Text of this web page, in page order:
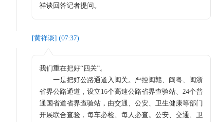
祥谈回答记者提问。
[黄祥谈] (07:37)
我们重在把好“四关”。
一是把好公路通道入闽关。严控闽赣、闽粤、闽浙
省界公路通道，设立16个高速公路省界查验站、24个普
通国省道省界查验站，由交通、公安、卫生健康等部门
开展联合查验，每车必检、每人必查。公安、交通、卫